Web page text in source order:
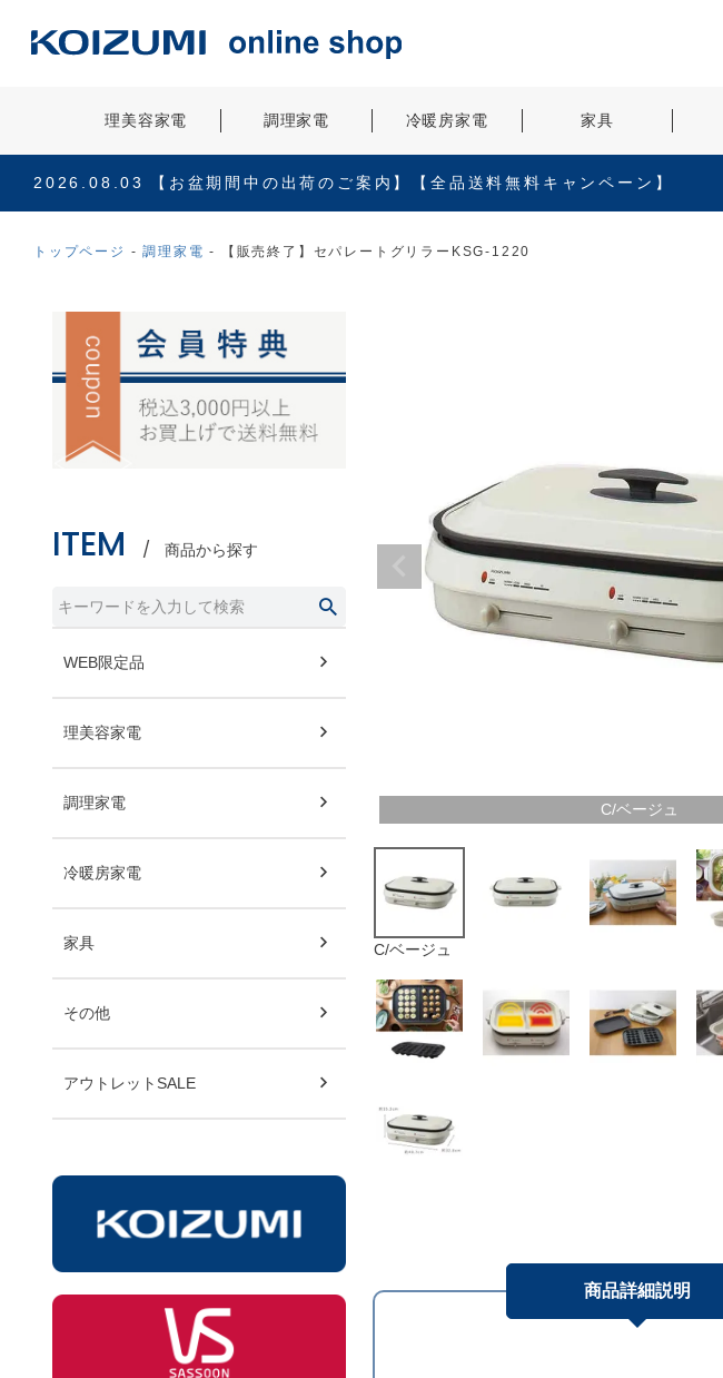
理美容家電 調理家電 冷暖房家電 家具
2026.08.03 【お盆期間中の出荷のご案内】【全品送料無料キャンペーン】
トップページ 調理家電 【販売終了】セパレートグリラーKSG-1220
ITEM 商品から探す
WEB限定品
理美容家電
調理家電
冷暖房家電
家具
その他
アウトレットSALE
C/ベージュ
C/ベージュ
商品詳細説明